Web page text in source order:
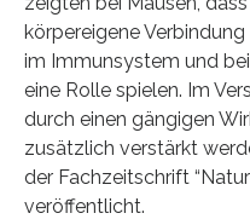
körpereigene
im Immunsystem und
eine Rolle spielen. Im
durch einen gängigen
zusätzlich verstärkt
der Fachzeitschrift
veröffentlicht.